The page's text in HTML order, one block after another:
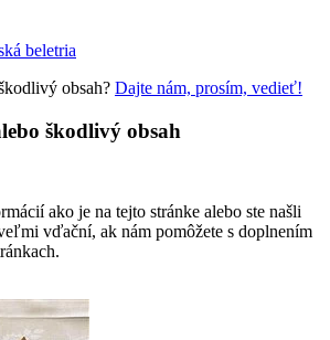
beletria
obsah? Dajte nám, prosím, vedieť!
škodlivý obsah
ako je na tejto stránke alebo ste našli
vďační, ak nám pomôžete s doplnením